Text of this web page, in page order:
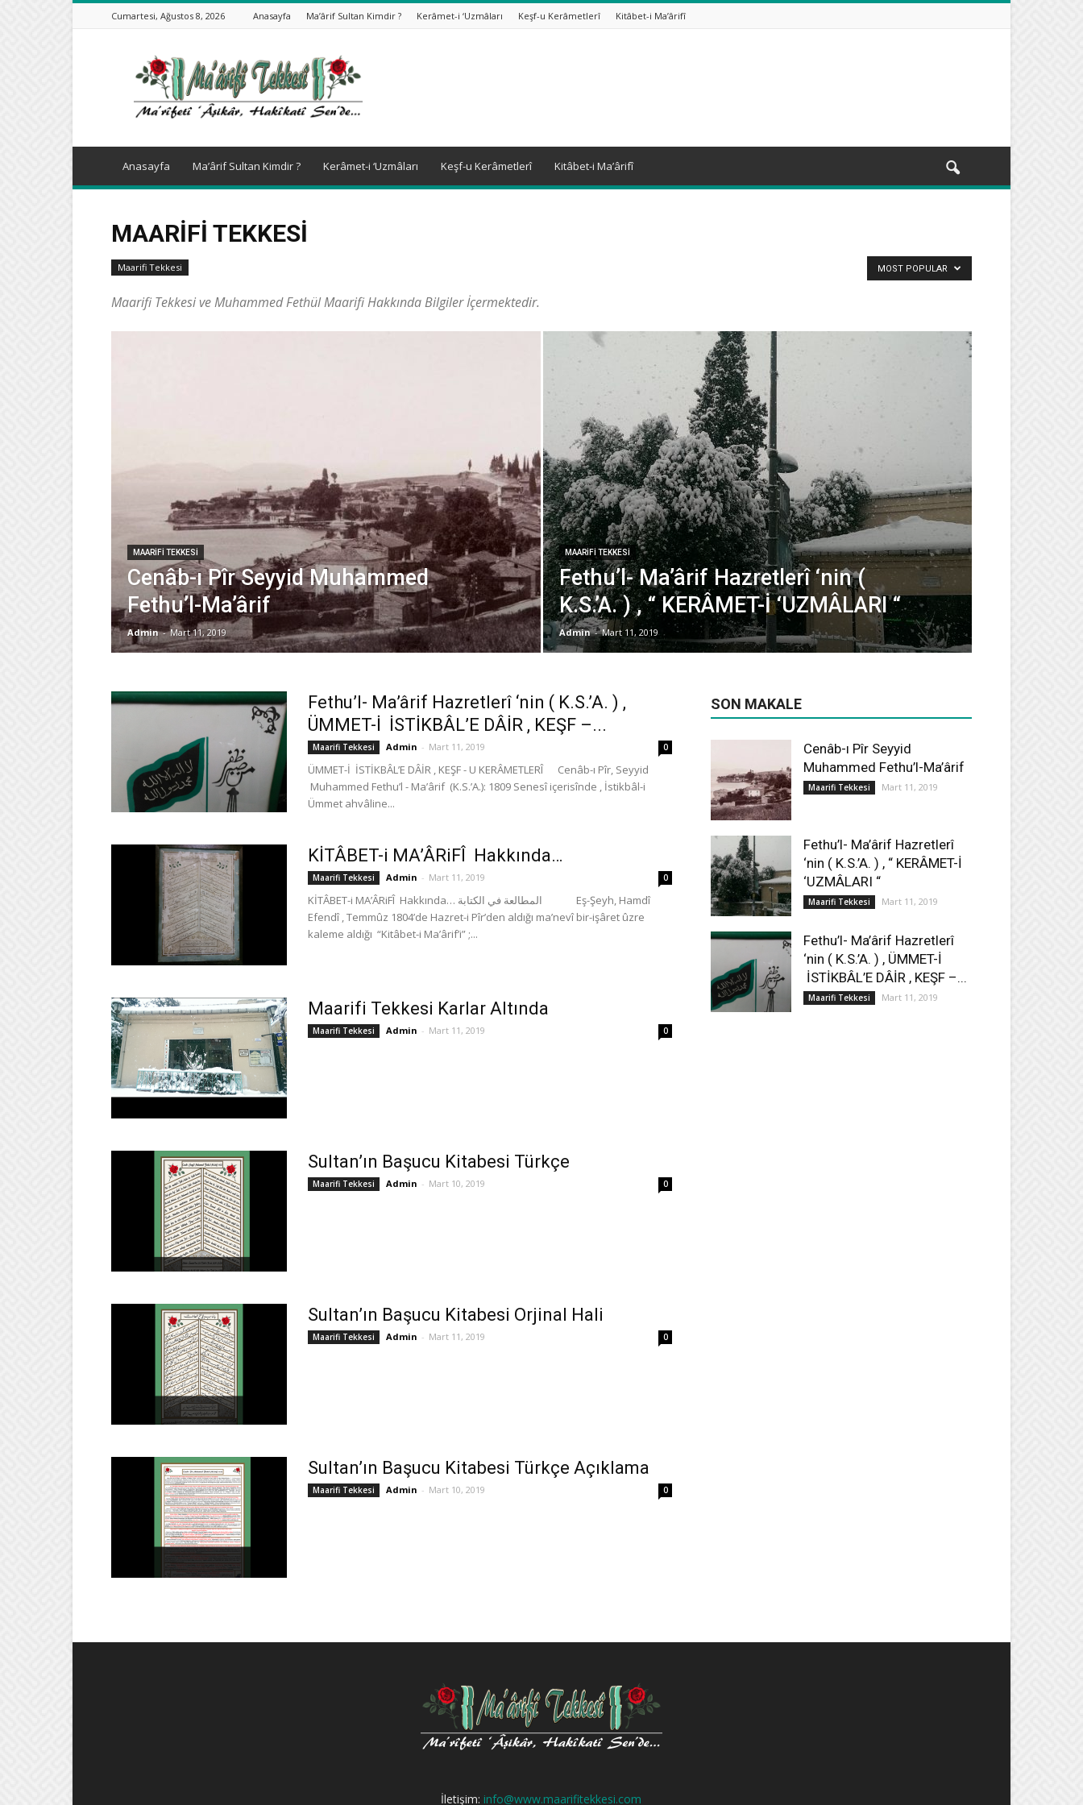
Cumartesi, Ağustos 8, 2026 Anasayfa Ma’ârif Sultan Kimdir ? Kerâmet-i ‘Uzmâları Keşf-u Kerâmetlerî Kitâbet-i Ma’ârifî
Muhammed
Fethül
Maarifi
Anasayfa Ma’ârif Sultan Kimdir ? Kerâmet-i ‘Uzmâları Keşf-u Kerâmetlerî Kitâbet-i Ma’ârifî
MAARIFI TEKKESI
Maarifi Tekkesi
Maarifi Tekkesi ve Muhammed Fethül Maarifi Hakkında Bilgiler İçermektedir.
MOST POPULAR
MAARIFI TEKKESI
Cenâb-ı Pîr Seyyid Muhammed
Fethu’l-Ma’ârif
Admin - Mart 11, 2019
MAARIFI TEKKESI
Fethu’l- Ma’ârif Hazretlerî ‘nin (
K.S.’A. ) , “ KERÂMET-İ ‘UZMÂLARI “
Admin - Mart 11, 2019
Fethu’l- Ma’ârif Hazretlerî ‘nin ( K.S.’A. ) ,
ÜMMET-İ İSTİKBÂL’E DÂİR , KEŞF –...
Maarifi Tekkesi Admin - Mart 11, 2019 0
ÜMMET-İ İSTİKBÂL’E DÂİR , KEŞF - U KERÂMETLERÎ Cenâb-ı Pîr, Seyyid
Muhammed Fethu’l - Ma’ârif (K.S.’A.): 1809 Senesî içerisînde , İstikbâl-i
Ümmet ahvâline...
KİTÂBET-i MA’ÂRiFÎ Hakkında…
Maarifi Tekkesi Admin - Mart 11, 2019 0
KİTÂBET-i MA’ÂRiFÎ Hakkında… المطالعة في الكتابة Eş-Şeyh, Hamdî
Efendî , Temmûz 1804’de Hazret-i Pîr’den aldığı ma’nevî bir-işâret ûzre
kaleme aldığı “Kitâbet-i Ma’ârif’i” ;...
Maarifi Tekkesi Karlar Altında
Maarifi Tekkesi Admin - Mart 11, 2019 0
Sultan’ın Başucu Kitabesi Türkçe
Maarifi Tekkesi Admin - Mart 10, 2019 0
Sultan’ın Başucu Kitabesi Orjinal Hali
Maarifi Tekkesi Admin - Mart 11, 2019 0
Sultan’ın Başucu Kitabesi Türkçe Açıklama
Maarifi Tekkesi Admin - Mart 10, 2019 0
SON MAKALE
Cenâb-ı Pîr Seyyid
Muhammed Fethu’l-Ma’ârif
Maarifi Tekkesi Mart 11, 2019
Fethu’l- Ma’ârif Hazretlerî
‘nin ( K.S.’A. ) , “ KERÂMET-İ
‘UZMÂLARI “
Maarifi Tekkesi Mart 11, 2019
Fethu’l- Ma’ârif Hazretlerî
‘nin ( K.S.’A. ) , ÜMMET-İ
İSTİKBÂL’E DÂİR , KEŞF –...
Maarifi Tekkesi Mart 11, 2019
İletişim: info@www.maarifitekkesi.com